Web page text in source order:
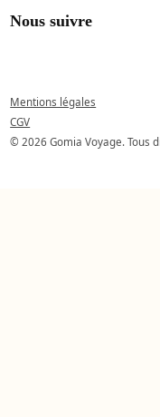
Nous suivre
Mentions légales
CGV
© 2026 Gomia Voyage. Tous